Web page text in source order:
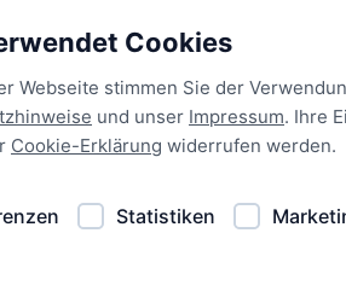
Cookies
Webseite stimmen Sie der
und unser Impressum. Ihre
Cookie-Erklärung widerrufen werden.
Statistiken